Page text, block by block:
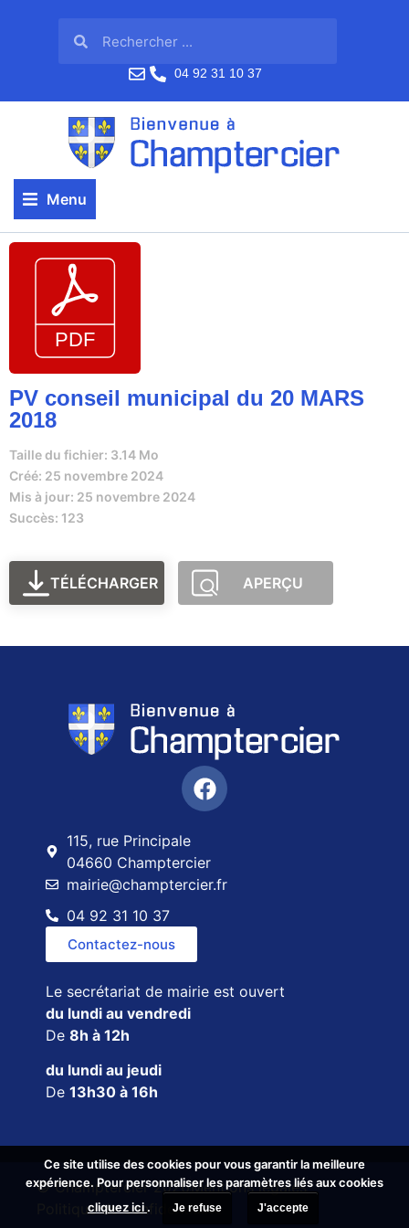
04 92 31 10 37
Menu
PV conseil municipal du 20 MARS
2018
Taille du fichier: 3.14 Mo
Créé: 25 novembre 2024
Mis à jour: 25 novembre 2024
Succès: 123
TÉLÉCHARGER APERÇU
115, rue Principale
04660 Champtercier
mairie@champtercier.fr
04 92 31 10 37
Contactez-nous
Le secrétariat de mairie est ouvert
du lundi au vendredi
De 8h à 12h
du lundi au jeudi
De 13h30 à 16h
© Champtercier 2026Mentions légales
Politique de confidentialité
Ce site utilise des cookies pour vous garantir la meilleure
expérience. Pour personnaliser les paramètres liés aux cookies
cliquez ici . Je refuse J'accepte
Ce site utilise des cookies pour vous garantir la meilleure
expérience. Pour personnaliser les paramètres liés aux cookies
cliquez ici . Je refuse J'accepte